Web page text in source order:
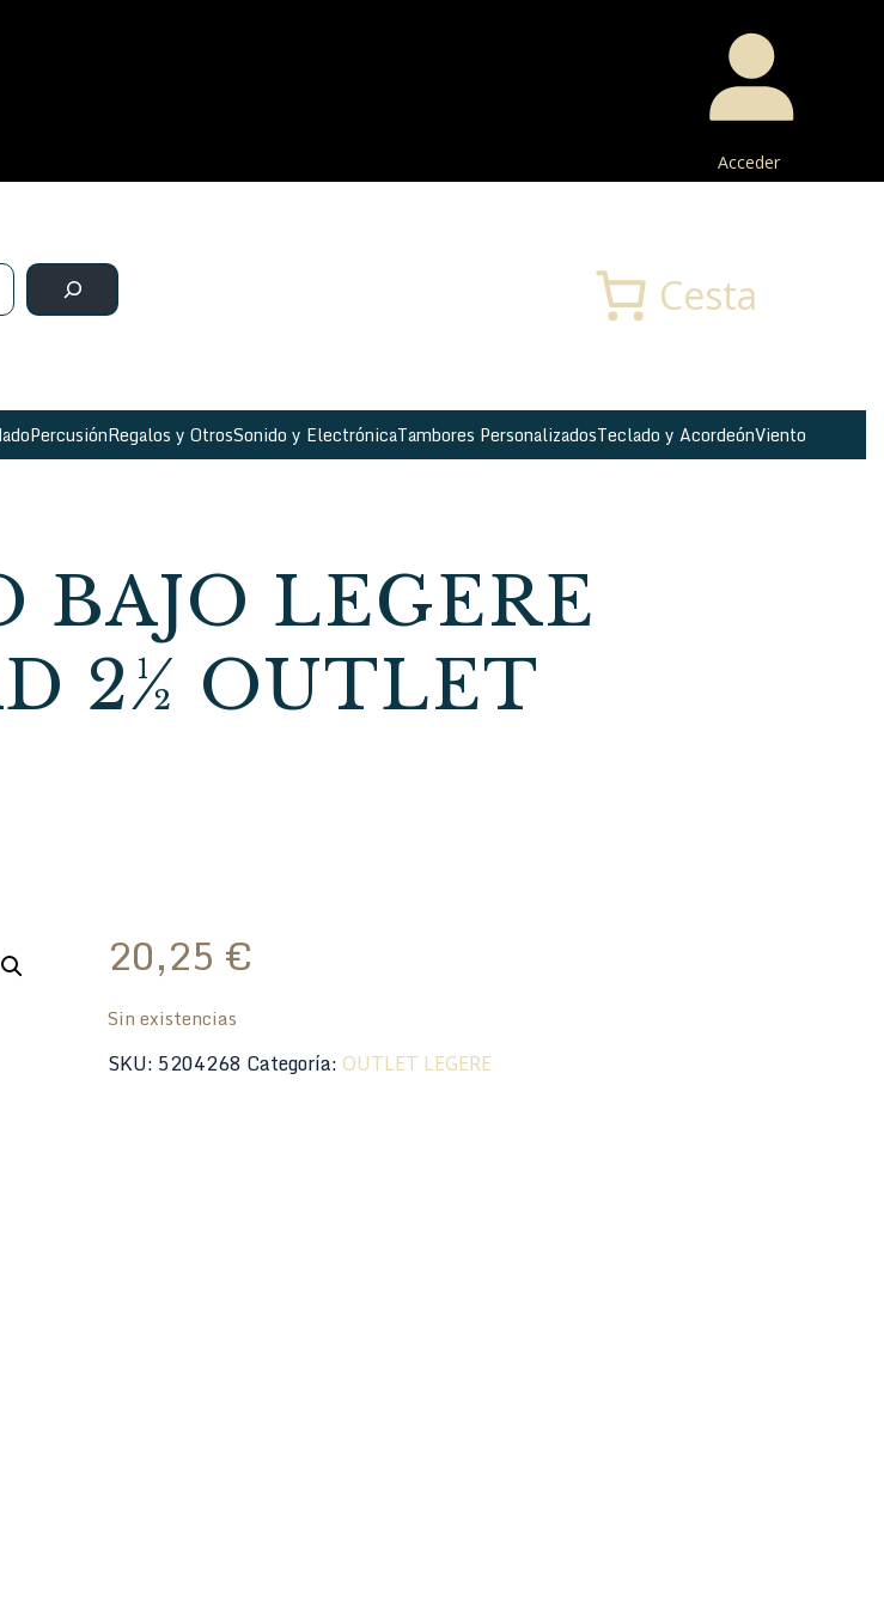
Acceder
Cesta
PercusiónRegalos y OtrosSonido y ElectrónicaTambores PersonalizadosTeclado y AcordeónViento
BAJO LEGERE
2½ OUTLET
20,25 €
Sin existencias
SKU: 5204268 Categoría: OUTLET LEGERE